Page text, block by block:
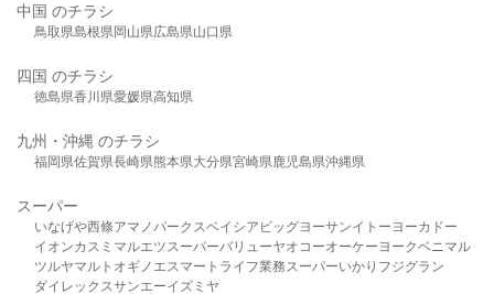
中国 のチラシ
鳥取県島根県岡山県広島県山口県
四国 のチラシ
徳島県香川県愛媛県高知県
九州・沖縄 のチラシ
福岡県佐賀県長崎県熊本県大分県宮崎県鹿児島県沖縄県
スーパー
いなげや西條アマノパークスベイシア ビッグヨーサンイトーヨーカドー
イオンカスミ マルエツスーパーバリューヤオコーオーケー ヨークベニマル
ツルヤマルト オギノ エスマート ライフ業務スーパーいかり フジグラン
ダイレックスサンエーイズミヤ